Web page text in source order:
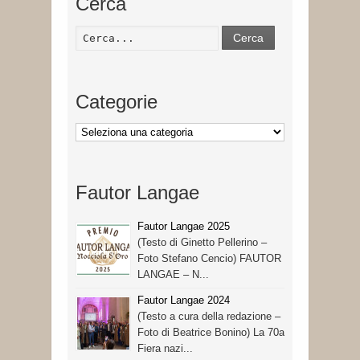
Cerca
Categorie
Categorie
Fautor Langae
Fautor Langae 2025
(Testo di Ginetto Pellerino –
Foto Stefano Cencio) FAUTOR
LANGAE – N...
Fautor Langae 2024
(Testo a cura della redazione –
Foto di Beatrice Bonino) La 70a
Fiera nazi...